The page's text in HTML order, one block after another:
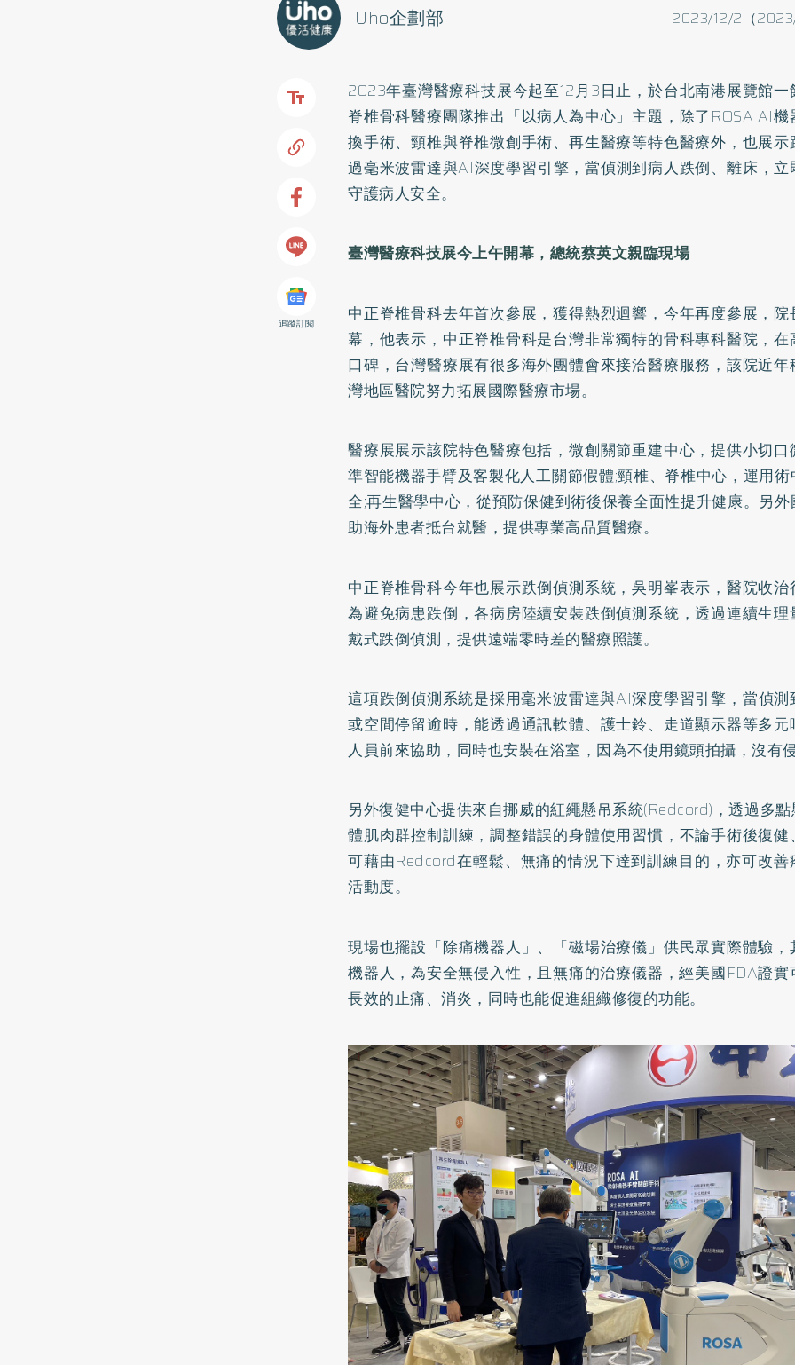
2023/12/2（
Uho企劃部
追蹤訂閱
2023年臺灣醫療科技展今起至12月3日止，於台北南港展覽館
脊椎骨科醫療團隊推出「以病人為中心」主題，除了ROSA AI
換手術、頸椎與脊椎微創手術、再生醫療等特色醫療外，也展
過毫米波雷達與AI深度學習引擎，當偵測到病人跌倒、離床，
守護病人安全。
臺灣醫療科技展今上午開幕，總統蔡英文親臨現場
中正脊椎骨科去年首次參展，獲得熱烈迴響，今年再度參展，
幕，他表示，中正脊椎骨科是台灣非常獨特的骨科專科醫院，
口碑，台灣醫療展有很多海外團體會來接洽醫療服務，該院近
灣地區醫院努力拓展國際醫療市場。
醫療展展示該院特色醫療包括，微創關節重建中心，提供小切
準智能機器手臂及客製化人工關節假體;頸椎、脊椎中心，運用
全;再生醫學中心，從預防保健到術後保養全面性提升健康。另
助海外患者抵台就醫，提供專業高品質醫療。
中正脊椎骨科今年也展示跌倒偵測系統，吳明峯表示，醫院收
為避免病患跌倒，各病房陸續安裝跌倒偵測系統，透過連續生
戴式跌倒偵測，提供遠端零時差的醫療照護。
這項跌倒偵測系統是採用毫米波雷達與AI深度學習引擎，當偵
或空間停留逾時，能透過通訊軟體、護士鈴、走道顯示器等多
人員前來協助，同時也安裝在浴室，因為不使用鏡頭拍攝，沒有
另外復健中心提供來自挪威的紅繩懸吊系統(Redcord)，透過多
體肌肉群控制訓練，調整錯誤的身體使用習慣，不論手術後復
可藉由Redcord在輕鬆、無痛的情況下達到訓練目的，亦可改
活動度。
現場也擺設「除痛機器人」、「磁場治療儀」供民眾實際體驗
機器人，為安全無侵入性，且無痛的治療儀器，經美國FDA證
長效的止痛、消炎，同時也能促進組織修復的功能。